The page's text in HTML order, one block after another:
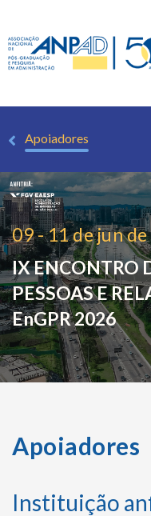
Apoiadores
09 - 11 de jun
IX ENCONTRO
PESSOAS E
EnGPR 2026
Apoiadores
Instituição